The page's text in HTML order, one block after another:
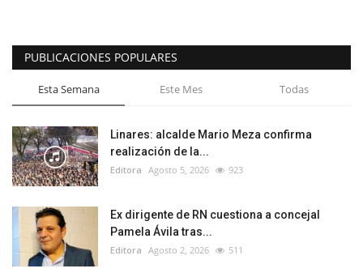
PUBLICACIONES POPULARES
Esta Semana Este Mes Todas
Linares: alcalde Mario Meza confirma
realización de la...
Editora Agosto 5, 2026 923
Ex dirigente de RN cuestiona a concejal
Pamela Ávila tras...
Editora Agosto 2, 2026 511